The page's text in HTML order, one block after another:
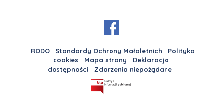
RODO Standardy Ochrony Małoletnich
Polityka
cookies
Mapa strony
Deklaracja
dostępności
Zdarzenia niepożądane